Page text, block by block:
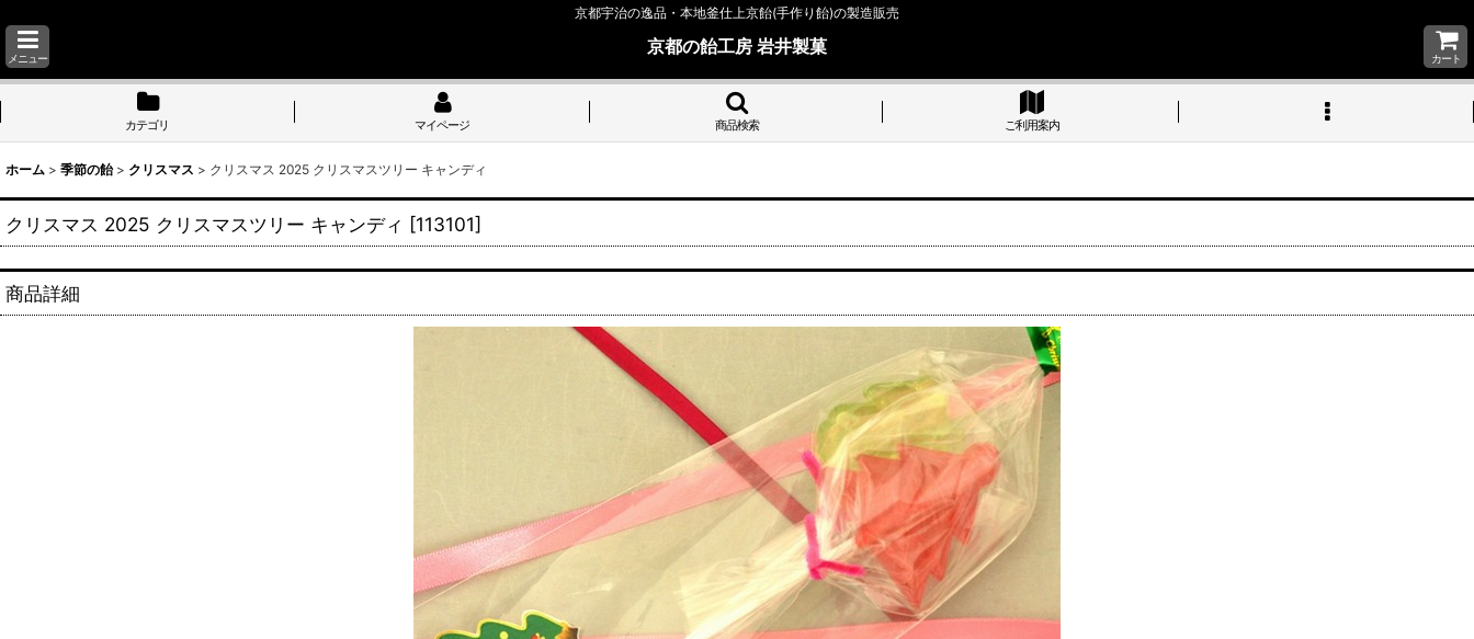
京都宇治の逸品・本地釜仕上京飴(手作り飴)の製造販売
メニュー
京都の飴工房 岩井製菓
カート
カテゴリ マイページ 商品検索 ご利用案内
ホーム > 季節の飴 > クリスマス > クリスマス 2025 クリスマスツリー キャンディ
クリスマス 2025 クリスマスツリー キャンディ [113101]
商品詳細